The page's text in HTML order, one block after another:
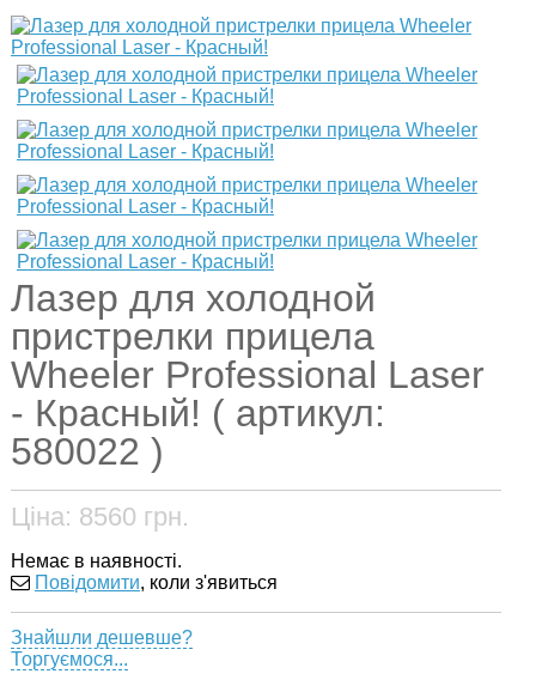
Лазер для холодной
пристрелки прицела
Wheeler Professional Laser
- Красный! ( артикул:
580022 )
Ціна: 8560 грн.
Немає в наявності.
Повідомити, коли з'явиться
Знайшли дешевше?
Торгуємося...